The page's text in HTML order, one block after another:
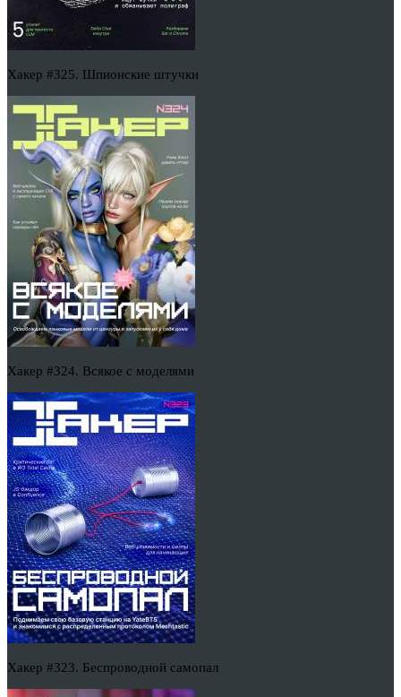
Хакер #325. Шпионские штучки
Хакер #324. Всякое с моделями
Хакер #323. Беспроводной самопал